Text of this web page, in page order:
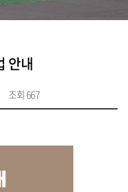
안내
조회 667